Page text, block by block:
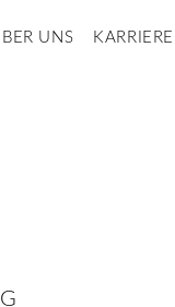
UNS KARRIERE